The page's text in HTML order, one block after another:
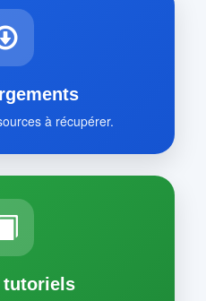
à récupérer.
tutoriels